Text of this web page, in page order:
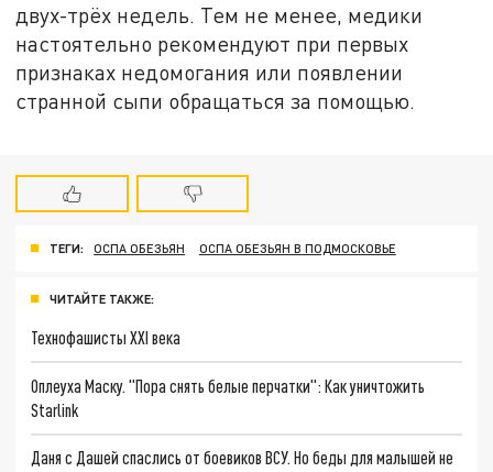
двух-трёх недель. Тем не менее, медики
настоятельно рекомендуют при первых
признаках недомогания или появлении
странной сыпи обращаться за помощью.
ТЕГИ: ОСПА ОБЕЗЬЯН ОСПА ОБЕЗЬЯН В ПОДМОСКОВЬЕ
ЧИТАЙТЕ ТАКЖЕ:
Технофашисты XXI века
Оплеуха Маску. "Пора снять белые перчатки": Как уничтожить
Starlink
Даня с Дашей спаслись от боевиков ВСУ. Но беды для малышей не